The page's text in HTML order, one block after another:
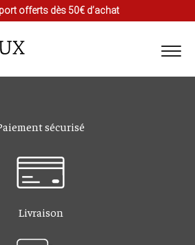
offerts dès 50€ d’achat
sécurisé
Livraison